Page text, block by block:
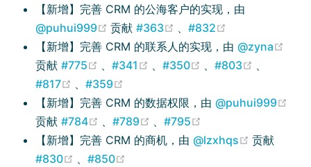
【新增】完善 CRM 的公海客户的实现，由
@puhui999
(opens new window)
贡献#363 (opens new window)
、#832
【新增】完善 CRM 的联系人的实现，由@zyna
贡献#775 (opens new window)
、#341 (opens new window)
、#350 (opens new
、#803
、
#817
(opens new window)
、#359
【新增】完善 CRM 的数据权限，由@puhui999
(opens new window)
贡献#784 (opens new window)
、#789 (opens new window)
、#795
【新增】完善 CRM 的商机，由@lzxhqs (opens
贡献
#830
(opens new window)
、#850